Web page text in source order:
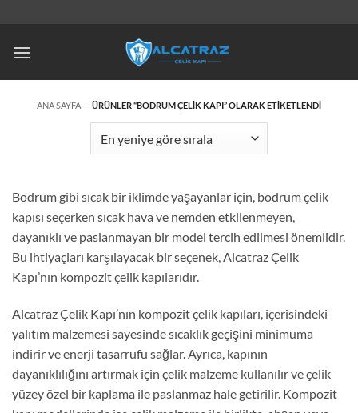
ANA SAYFA - ÜRÜNLER “BODRUM ÇELIK KAPI” OLARAK ETIKETLENDI
Bodrum gibi sıcak bir iklimde yaşayanlar için, bodrum çelik
kapısı seçerken sıcak hava ve nemden etkilenmeyen,
dayanıklı ve paslanmayan bir model tercih edilmesi önemlidir.
Bu ihtiyaçları karşılayacak bir seçenek, Alcatraz Çelik
Kapı’nın kompozit çelik kapılarıdır.
Alcatraz Çelik Kapı’nın kompozit çelik kapıları, içerisindeki
yalıtım malzemesi sayesinde sıcaklık geçişini minimuma
indirir ve enerji tasarrufu sağlar. Ayrıca, kapının
dayanıklılığını artırmak için çelik malzeme kullanılır ve çelik
yüzey özel bir kaplama ile paslanmaz hale getirilir. Kompozit